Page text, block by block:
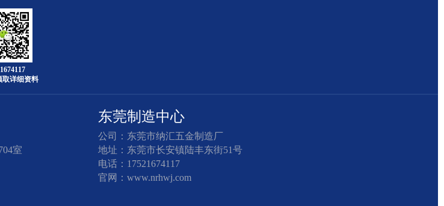
取详细资料
室
东莞制造中心
公司：东莞市纳汇五金制造厂
地址：东莞市长安镇陆丰东街51号
电话：17521674117
官网：www.nrhwj.com